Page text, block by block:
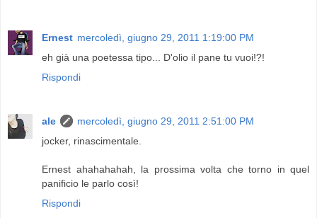
Ernest mercoledì, giugno 29, 2011 1:19:00 PM
eh già una poetessa tipo... D'olio il pane tu vuoi!?!
Rispondi
ale
mercoledì, giugno 29, 2011 2:51:00 PM
jocker, rinascimentale.
Ernest ahahahahah, la prossima volta che torno in quel
panificio le parlo così!
Rispondi